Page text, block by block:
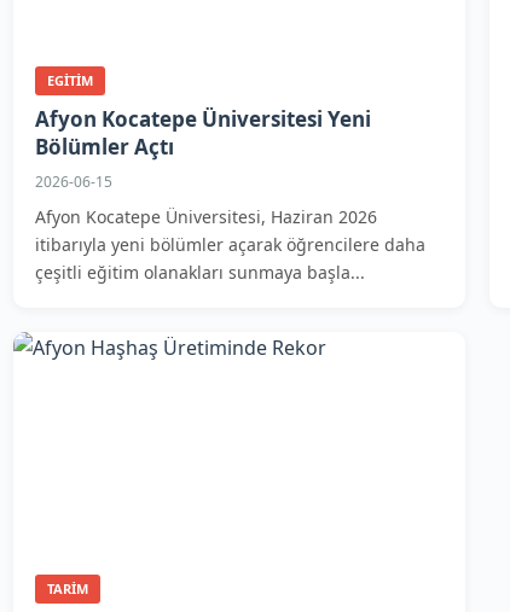
EGITIM
Afyon Kocatepe Üniversitesi Yeni
Bölümler Açtı
2026-06-15
Afyon Kocatepe Üniversitesi, Haziran 2026
itibarıyla yeni bölümler açarak öğrencilere daha
çeşitli eğitim olanakları sunmaya başla...
TARIM